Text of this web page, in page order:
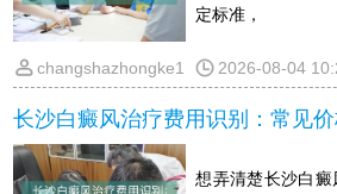
定标准，
changshazhongke1 2026-08-04
长沙白癜风治疗费用识别：常见
想弄清楚长沙白